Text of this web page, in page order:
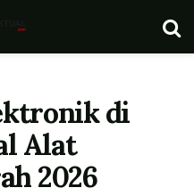
di
Alat
2026